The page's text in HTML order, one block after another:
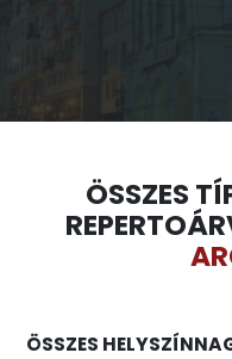
ÖSSZES
REPERTOÁR
ÖSSZES HELYSZÍN